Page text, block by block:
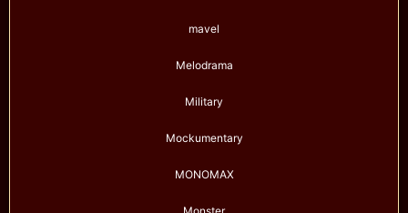
mavel
Melodrama
Military
Mockumentary
MONOMAX